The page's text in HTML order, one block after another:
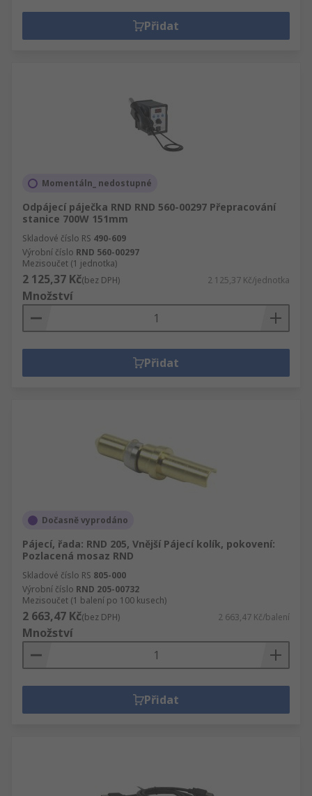
Přidat
Momentáln_ nedostupné
Odpájecí páječka RND RND 560-00297 Přepracování
stanice 700W 151mm
Skladové číslo RS 490-609
Výrobní číslo RND 560-00297
Mezisoučet (1 jednotka)
2 125,37 Kč(bez DPH) 2 125,37 Kč/jednotka
Množství
Přidat
Dočasně vyprodáno
Pájecí, řada: RND 205, Vnější Pájecí kolík, pokovení:
Pozlacená mosaz RND
Skladové číslo RS 805-000
Výrobní číslo RND 205-00732
Mezisoučet (1 balení po 100 kusech)
2 663,47 Kč(bez DPH) 2 663,47 Kč/balení
Množství
Přidat